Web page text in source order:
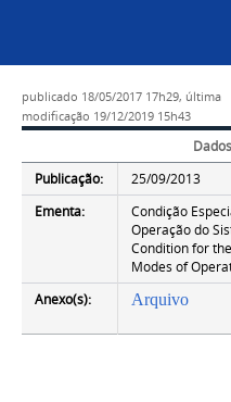
publicado 18/05/2017 17h29, última
modificação 19/12/2019 15h43
Publicação:
25/09/2013
Ementa:
Condição
Operação do
Condition for
Modes of
Anexo(s):
Arquivo